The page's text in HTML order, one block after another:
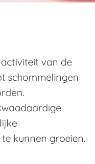
van de
schommelingen
kunnen groeien.